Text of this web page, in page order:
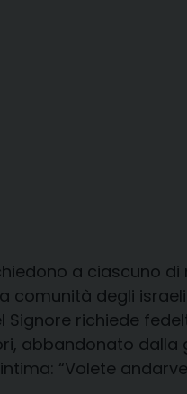
a ciascuno
comunità degli
Signore richiede
abbandonato dalla
“Volete